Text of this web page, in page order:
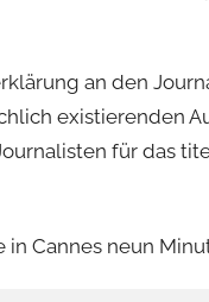
an den
existierenden
für das
Cannes neun